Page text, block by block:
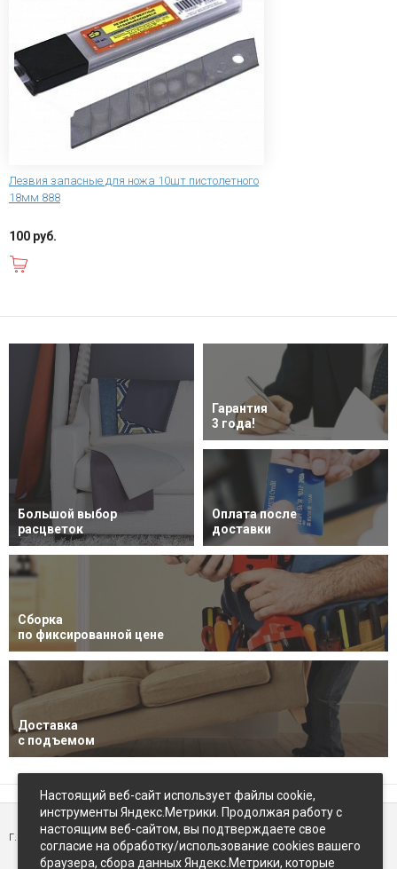
Лезвия запасные для ножа 10шт пистолетного
18мм 888
100 руб.
Большой выбор
расцветок
Гарантия
3 года!
Оплата после
доставки
Сборка
по фиксированной цене
Доставка
с подъемом
г. Петропавловск-Камчатский,ул Восточное-шоссе, д.5
Настоящий веб-сайт использует файлы cookie,
инструменты Яндекс.Метрики. Продолжая работу с
настоящим веб-сайтом, вы подтверждаете свое
согласие на обработку/использование cookies вашего
браузера, сбора данных Яндекс.Метрики, которые